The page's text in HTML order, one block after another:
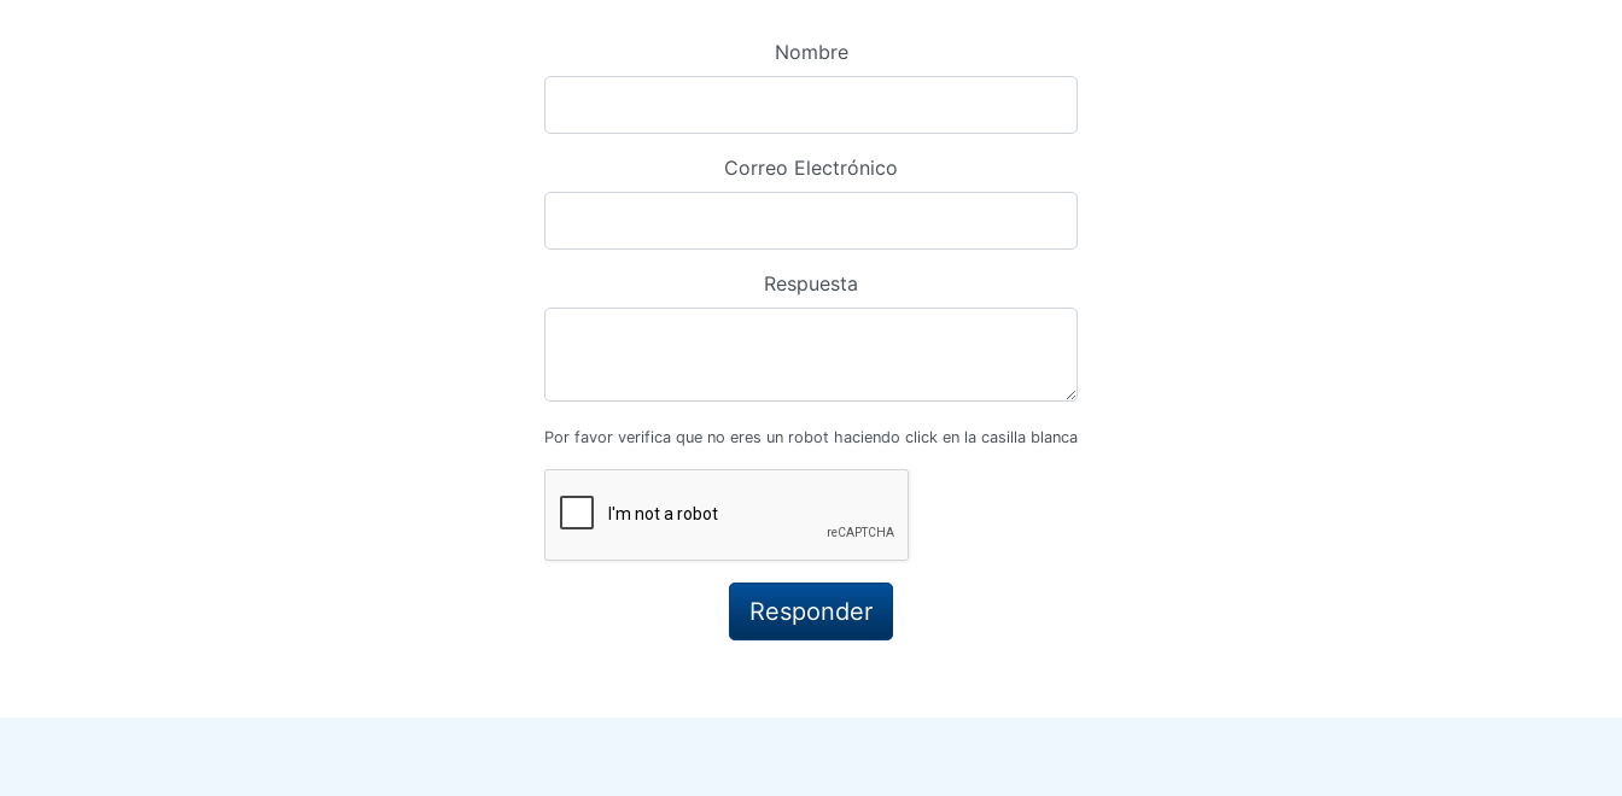
Nombre
Correo Electrónico
Respuesta
Por favor verifica que no eres un robot haciendo click en la casilla blanca